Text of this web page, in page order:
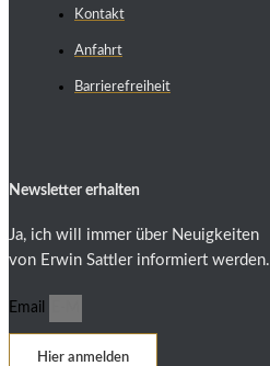
Kontakt
Anfahrt
Barrierefreiheit
Newsletter erhalten
Ja, ich will immer über Neuigkeiten
von Erwin Sattler informiert werden.
Email
Hier anmelden